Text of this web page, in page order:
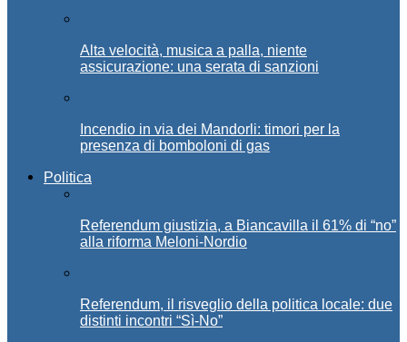
Alta velocità, musica a palla, niente
assicurazione: una serata di sanzioni
Incendio in via dei Mandorli: timori per la
presenza di bomboloni di gas
Politica
Referendum giustizia, a Biancavilla il 61% di “no”
alla riforma Meloni-Nordio
Referendum, il risveglio della politica locale: due
distinti incontri “Sì-No”